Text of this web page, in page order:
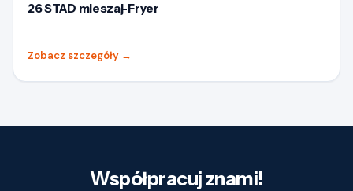
26 STAD mieszaj-Fryer
Zobacz szczegóły →
Współpracuj znami!